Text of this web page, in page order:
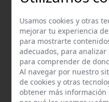
GUÍA DE TALLAS
ENVÍOS Y DEVOLUCIONES
AYUDA
Usamos cookies y otras
mejorar tu experiencia
para mostrarte
adecuados, para
para comprender de
Al navegar por nuestro
de cookies y otras
obtener más información